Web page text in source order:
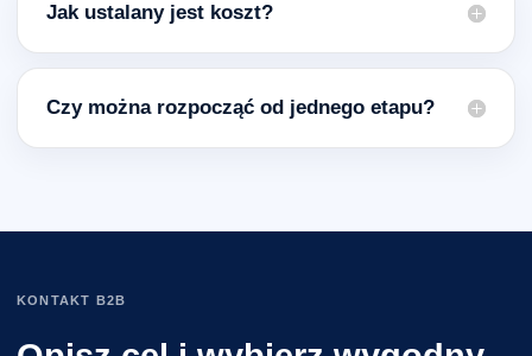
Jak ustalany jest koszt?
Czy można rozpocząć od jednego etapu?
KONTAKT B2B